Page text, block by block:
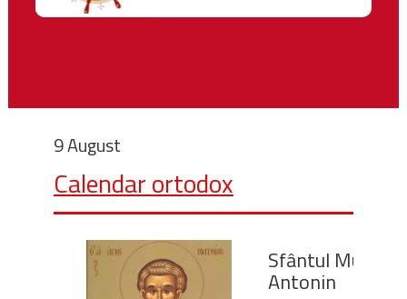
9 August
Calendar ortodox
Sfântul Mucenic
Antonin